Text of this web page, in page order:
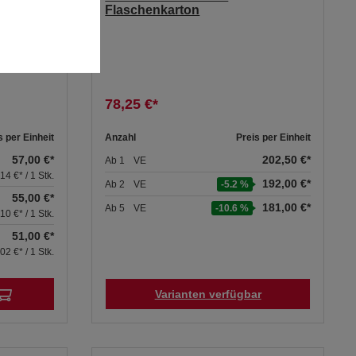
per Einheit
57,00 €*
€* / 1 Stk.
55,00 €*
€* / 1 Stk.
51,00 €*
€* / 1 Stk.
Flaschenkarton
78,25 €*
Anzahl Preis per Einheit
Ab 1 VE 202,50 €*
Ab 2 VE -5.2 % 192,00 €*
Ab5 VE -10.6 % 181,00 €*
Varianten verfügbar